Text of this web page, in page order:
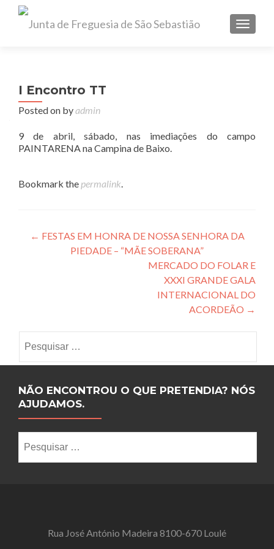
I Encontro TT
Posted on byadmin
9 de abril, sábado, nas imediações do campo
PAINTARENA na Campina de Baixo.
Bookmark the permalink.
Post navigation
← FESTAS EM HONRA DE NOSSA SENHORA DA
PIEDADE – “MÃE SOBERANA”
MERCADO DO FOLAR E
XXXI GRANDE GALA
INTERNACIONAL DO
ACORDEÃO →
NÃO ENCONTROU O QUE PRETENDIA? NÓS
AJUDAMOS.
Rua José António Madeira 8100-670 Loulé